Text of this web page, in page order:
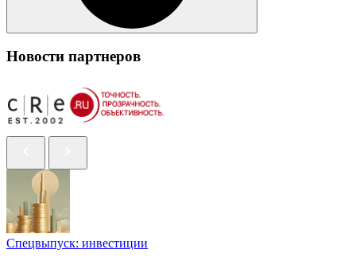
Новости партнеров
Спецвыпуск: инвестиции